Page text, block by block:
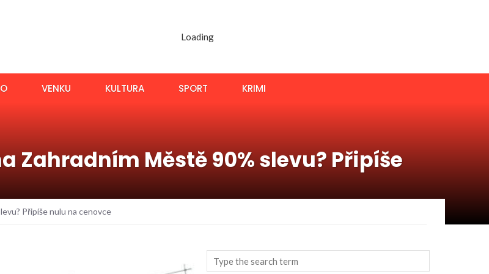
Loading
VENKU KULTURA SPORT KRIMI
Zahradním Městě 90% slevu? Připíše
Připíše nulu na cenovce